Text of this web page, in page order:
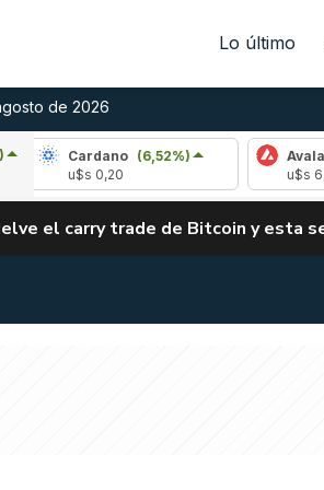
Lo último
de 2026
(6,52%)
Avalanche
(-
el carry trade de Bitcoin y esta